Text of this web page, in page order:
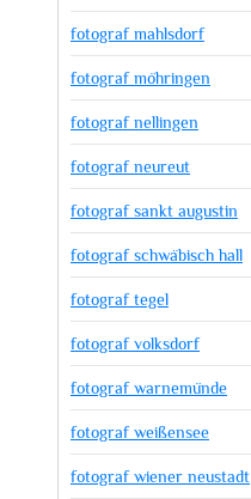
fotograf mahlsdorf
fotograf möhringen
fotograf nellingen
fotograf neureut
fotograf sankt augustin
fotograf schwäbisch hall
fotograf tegel
fotograf volksdorf
fotograf warnemünde
fotograf weißensee
fotograf wiener neustadt